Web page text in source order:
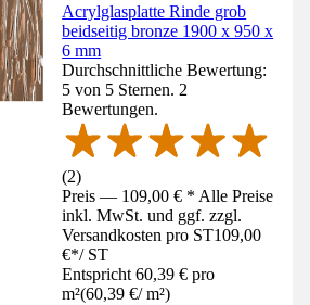
Acrylglasplatte Rinde grob
beidseitig bronze 1900 x 950 x
6 mm
Durchschnittliche Bewertung:
5 von 5 Sternen. 2
Bewertungen.
(2)
Preis — 109,00 € * Alle Preise
inkl. MwSt. und ggf. zzgl.
Versandkosten pro ST109,00
€*/ ST
Entspricht 60,39 € pro
m²(60,39 €/ m²)